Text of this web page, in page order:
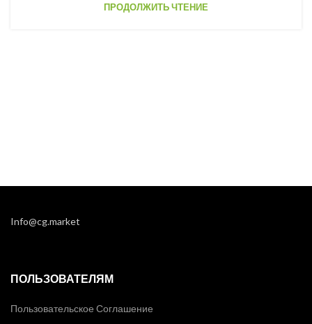
ПРОДОЛЖИТЬ ЧТЕНИЕ
Info@cg.market
ПОЛЬЗОВАТЕЛЯМ
Пользовательское Соглашение